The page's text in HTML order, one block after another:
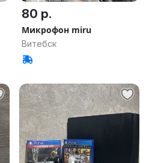
80 р.
Микрофон miru
Витебск